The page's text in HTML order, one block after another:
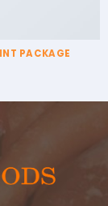
PACKAGE